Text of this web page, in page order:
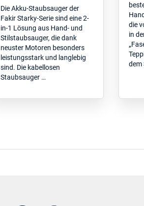
Die Akku-Staubsauger der
Fakir Starky-Serie sind eine 2-
in-1 Lösung aus Hand- und
Stilstaubsauger, die dank
neuster Motoren besonders
leistungsstark und langlebig
sind. Die kabellosen
Staubsauger …
die
in
dem